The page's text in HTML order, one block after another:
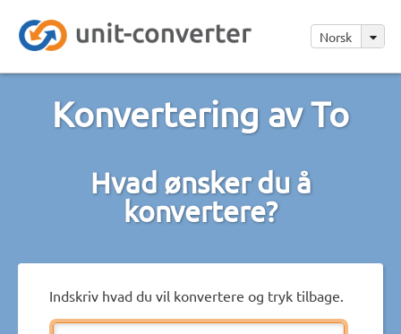
Norsk
Konvertering av To
Hvad ønsker du å
konvertere?
Indskriv hvad du vil konvertere og tryk tilbage.